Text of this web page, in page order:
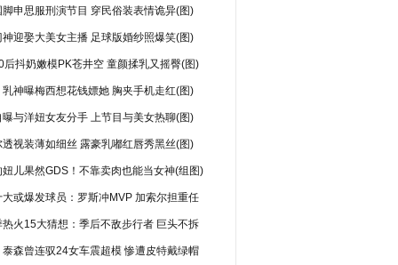
脚申思服刑演节目 穿民俗装表情诡异(图)
神迎娶大美女主播 足球版婚纱照爆笑(图)
后抖奶嫩模PK苍井空 童颜揉乳又摇臀(图)
乳神曝梅西想花钱嫖她 胸夹手机走红(图)
曝与洋妞女友分手 上节目与美女热聊(图)
透视装薄如细丝 露豪乳嘟红唇秀黑丝(图)
妞儿果然GDS！不靠卖肉也能当女神(组图)
大或爆发球员：罗斯冲MVP 加索尔担重任
热火15大猜想：季后不敌步行者 巨头不拆
泰森曾连驭24女车震超模 惨遭皮特戴绿帽